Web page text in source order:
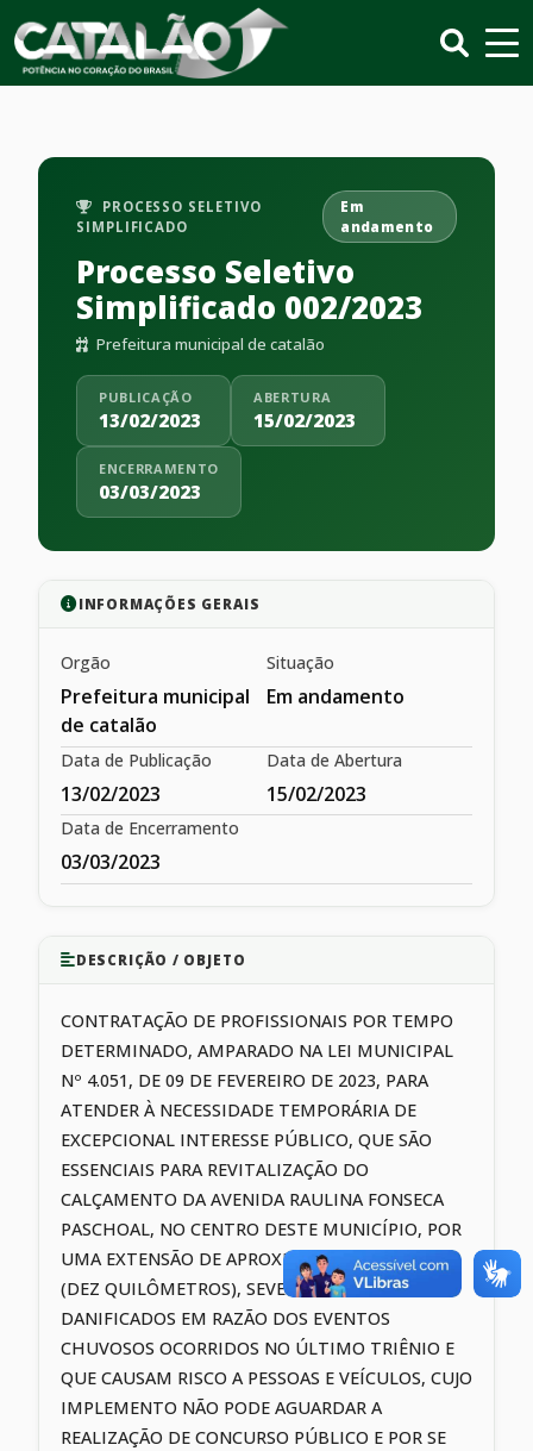
PROCESSO SELETIVO
SIMPLIFICADO
Em
andamento
Processo Seletivo
Simplificado 002/2023
Prefeitura municipal de catalão
PUBLICAÇÃO
13/02/2023
ABERTURA
15/02/2023
ENCERRAMENTO
03/03/2023
INFORMAÇÕES GERAIS
Orgão
Prefeitura municipal
de catalão
Situação
Em andamento
Data de Publicação
13/02/2023
Data de Abertura
15/02/2023
Data de Encerramento
03/03/2023
DESCRIÇÃO / OBJETO
CONTRATAÇÃO DE PROFISSIONAIS POR TEMPO
DETERMINADO, AMPARADO NA LEI MUNICIPAL
Nº 4.051, DE 09 DE FEVEREIRO DE 2023, PARA
ATENDER À NECESSIDADE TEMPORÁRIA DE
EXCEPCIONAL INTERESSE PÚBLICO, QUE SÃO
ESSENCIAIS PARA REVITALIZAÇÃO DO
CALÇAMENTO DA AVENIDA RAULINA FONSECA
PASCHOAL, NO CENTRO DESTE MUNICÍPIO, POR
UMA EXTENSÃO DE APROXIMADAMENTE 10 KM
(DEZ QUILÔMETROS), SEVERAMENTE
DANIFICADOS EM RAZÃO DOS EVENTOS
CHUVOSOS OCORRIDOS NO ÚLTIMO TRIÊNIO E
QUE CAUSAM RISCO A PESSOAS E VEÍCULOS, CUJO
IMPLEMENTO NÃO PODE AGUARDAR A
REALIZAÇÃO DE CONCURSO PÚBLICO E POR SE